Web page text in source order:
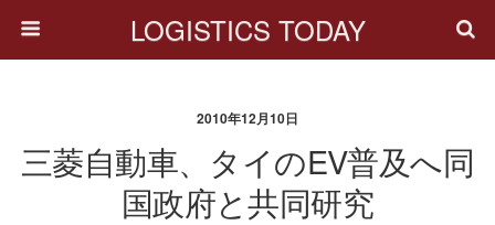
LOGISTICS TODAY
2010年12月10日
三菱自動車、タイのEV普及へ同
国政府と共同研究